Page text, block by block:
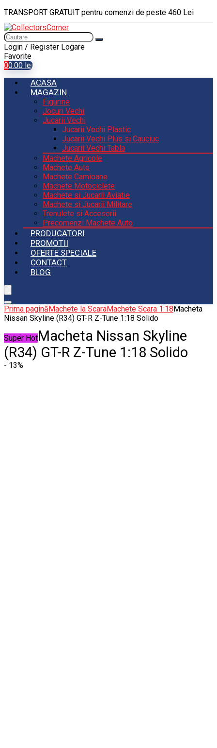
TRANSPORT GRATUIT pentru comenzi de peste 460 Lei
Login / Register Logare
Favorite
00.00 lei
ACASA
MAGAZIN
Figurine
Jocuri Vechi
Jucarii Vechi
Jucarii Vechi Plastic
Jucarii Vechi Plus si Cauciuc
Jucarii Vechi Tabla
Machete Agricole
Machete Auto
Machete Camioane
Machete Motociclete
Machete si Jucarii Aviatie
Machete si Jucarii Militare
Trenulete si Accesorii
Precomenzi Machete Auto
PRODUCATORI
PROMOTII
OFERTE SPECIALE
CONTACT
BLOG
Prima paginăMachete la ScaraMachete Scara 1:18Macheta
Nissan Skyline (R34) GT-R Z-Tune 1:18 Solido
Super HotMacheta Nissan Skyline
(R34) GT-R Z-Tune 1:18 Solido
- 13%